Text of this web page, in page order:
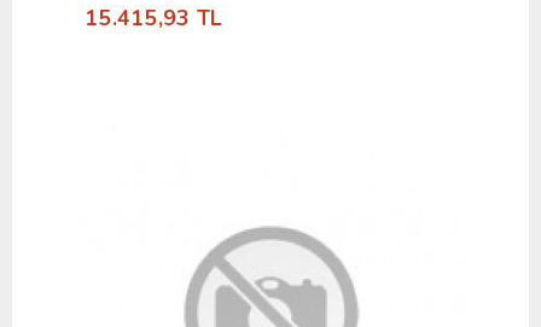
15.415,93 TL